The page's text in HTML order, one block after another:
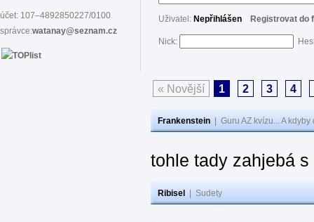
účet: 107–4892850227/0100
správce:watanay@seznam.cz
Uživatel: Nepřihlášen Registrovat do
Nick:
« Novější 1 2 3 4
Frankenstein Guru AZ kvízu... A
tohle tady zahjebá
Ribisel Sudety